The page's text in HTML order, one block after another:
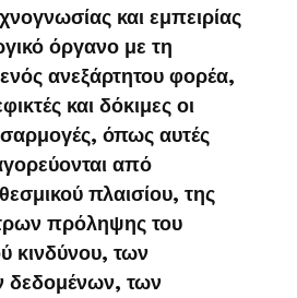
και εμπειρίας
όργανο με τη
ανεξάρτητου φορέα,
και δόκιμες οι
όπως αυτές
από
πλαισίου, της
πρόληψης του
κινδύνου, των
δεδομένων, των